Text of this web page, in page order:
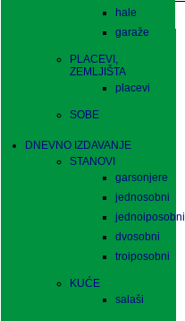
hale
garaže
PLACEVI,
ZEMLJIŠTA
placevi
SOBE
DNEVNO IZDAVANJE
STANOVI
garsonjere
jednosobni
jednoiposobni
dvosobni
troiposobni
KUĆE
salaši